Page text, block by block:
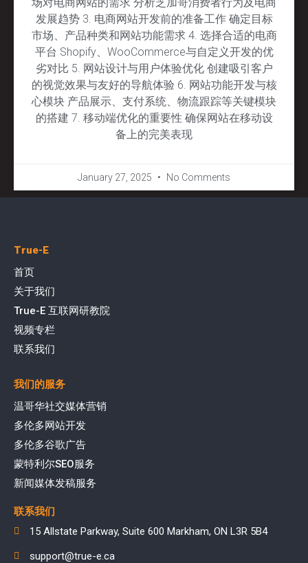
发展趋势 3. 电商网站开发前的准备工作 确定目标
市场、产品种类和网站功能需求 4. 选择合适的电商
平台 Shopify、WooCommerce与自定义开发的优
劣对比 5. 网站设计与用户体验优化 创建吸引客户
的视觉效果与友好的导航体验 6. 网站功能开发与核
心模块 产品展示、支付系统、物流跟踪等关键模块
的搭建 7. 移动端优化的重要性 确保网站在移动设
备上的完美表现
January 27, 2025 No Comments
True-E
首页
关于我们
True-E 互联网研教院
视频专栏
联系我们
我们的服务
温哥华社交媒体营销
多伦多网站开发
多伦多谷歌广告
蒙特利尔SEO服务
新闻媒体发稿服务
联系我们
15 Allstate Parkway, Suite 600 Markham, ON L3R 5B4
support@true-e.ca